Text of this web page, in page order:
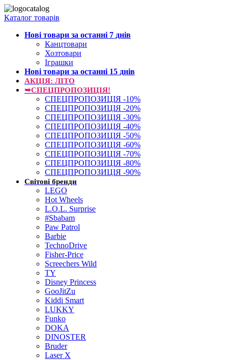
Каталог товарів
Нові товари за останнi 7 днiв
Канцтовари
Хозтовари
Іграшки
Нові товари за останнi 15 днiв
АКЦІЯ: ЛІТО
➥СПЕЦПРОПОЗИЦІЯ!
СПЕЦПРОПОЗИЦІЯ -10%
СПЕЦПРОПОЗИЦІЯ -20%
СПЕЦПРОПОЗИЦІЯ -30%
СПЕЦПРОПОЗИЦІЯ -40%
СПЕЦПРОПОЗИЦІЯ -50%
СПЕЦПРОПОЗИЦІЯ -60%
СПЕЦПРОПОЗИЦІЯ -70%
СПЕЦПРОПОЗИЦІЯ -80%
СПЕЦПРОПОЗИЦІЯ -90%
Світові бренди
LEGO
Hot Wheels
L.O.L. Surprise
#Sbabam
Paw Patrol
Barbie
TechnoDrive
Fisher-Price
Screechers Wild
TY
Disney Princess
GooJitZu
Kiddi Smart
LUKKY
Funko
DOKA
DINOSTER
Bruder
Laser X